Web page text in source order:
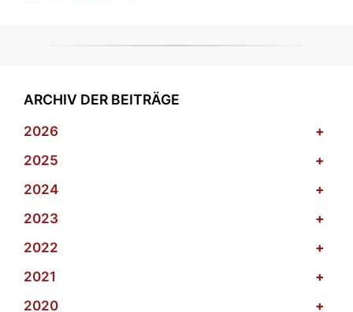
ARCHIV DER BEITRÄGE
2026
+
2025
+
2024
+
2023
+
2022
+
2021
+
2020
+